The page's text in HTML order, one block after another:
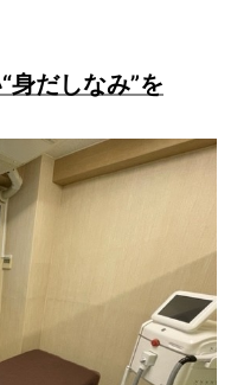
だしなみ”を